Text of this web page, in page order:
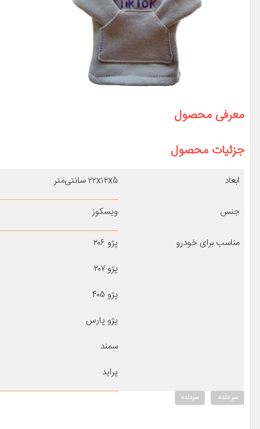
معرفی محصول
جزئیات محصول
ابعاد ۲۲x۱۲x۵ سانتی‌متر
جنس ویسکوز
مناسب برای خودرو
پژو ۲۰۶
پژو ۲۰۷
پژو ۴۰۵
پژو پارس
سمند
پراید
سر دنده سردنده